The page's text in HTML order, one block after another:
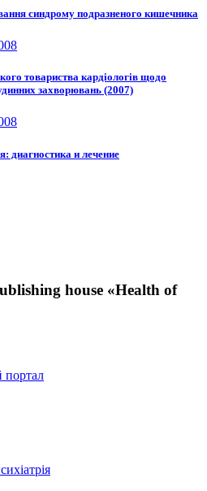
синдрому подразненого кишечника
товариства кардіологів щодо
захворювань (2007)
диагностика и лечение
house «Health of
портал